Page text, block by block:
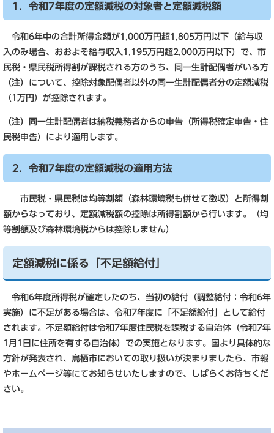
1．令和7年度の定額減税の対象者と定額減税額
令和6年中の合計所得金額が1,000万円超1,805万円以下（給与収
入のみ場合、おおよそ給与収入1,195万円超2,000万円以下）で、市
民税・県民税所得割が課税される方のうち、同一生計配偶者がいる方
（注） について、控除対象配偶者以外の同一生計配偶者分の定額減税
（1万円）が控除されます。
（注）
同一生計配偶者は納税義務者からの申告（所得税確定申告・住
民税申告）により適用します。
2．令和7年度の定額減税の適用方法
市民税・県民税は均等割額（森林環境税も併せて徴収）と所得割
額からなっており、定額減税額の控除は所得割額から行います。（均
等割額及び森林環境税からは控除しません）
定額減税に係る「不足額給付」
令和6年度所得税が確定したのち、当初の給付（調整給付：令和6年
実施）に不足がある場合は、令和7年度に「不足額給付」として給付
されます。不足額給付は令和7年度住民税を課税する自治体（令和7年
1月1日に住所を有する自治体）での実施となります。国より具体的な
方針が発表され、鳥栖市においての取り扱いが決まりましたら、市報
やホームページ等にてお知らせいたしますので、しばらくお待ちくだ
さい。